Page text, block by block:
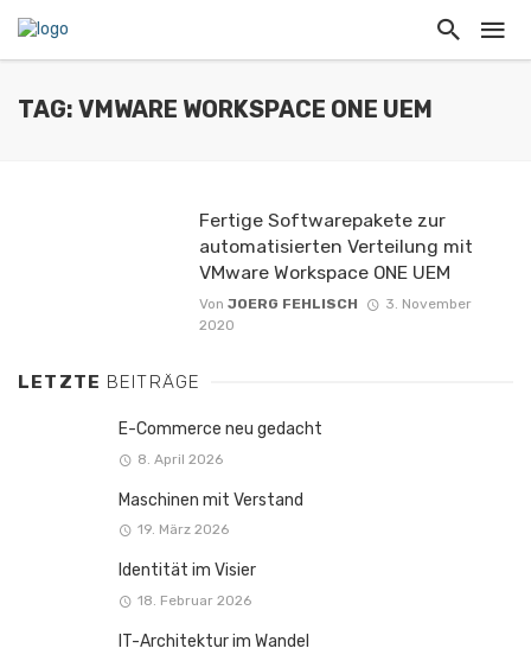
TAG: VMWARE WORKSPACE ONE UEM
Fertige Softwarepakete zur
automatisierten Verteilung mit
VMware Workspace ONE UEM
Von JOERG FEHLISCH
3. November
2020
LETZTE BEITRÄGE
E-Commerce neu gedacht
8. April 2026
Maschinen mit Verstand
19. März 2026
Identität im Visier
18. Februar 2026
IT-Architektur im Wandel